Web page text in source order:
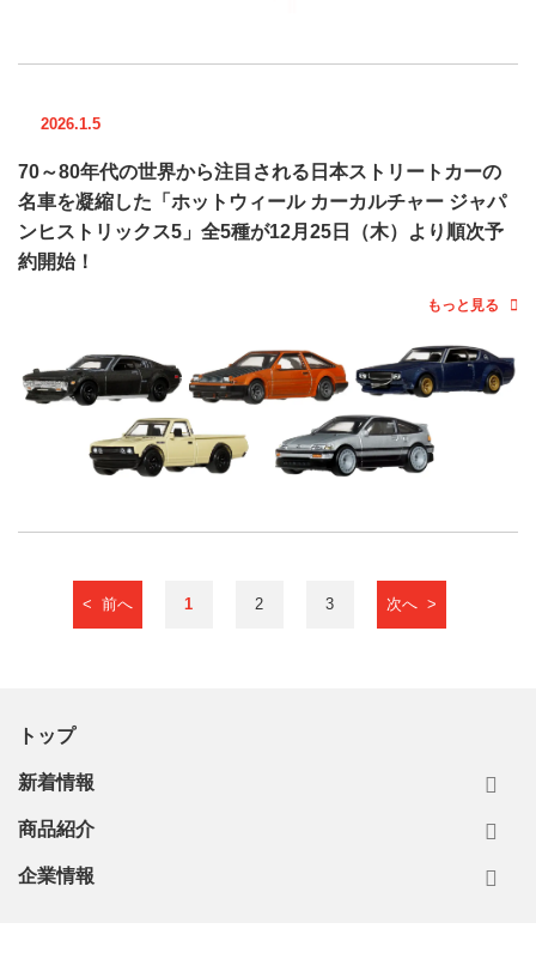
2026.1.5
70～80年代の世界から注目される日本ストリートカーの
名車を凝縮した「ホットウィール カーカルチャー ジャパ
ンヒストリックス5」全5種が12月25日（木）より順次予
約開始！
もっと見る
< 前へ 1 2 3 次へ >
トップ
新着情報
商品紹介
企業情報